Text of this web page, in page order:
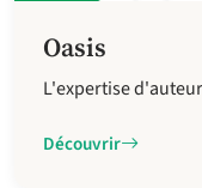
Oasis
L'expertise
Découvrir